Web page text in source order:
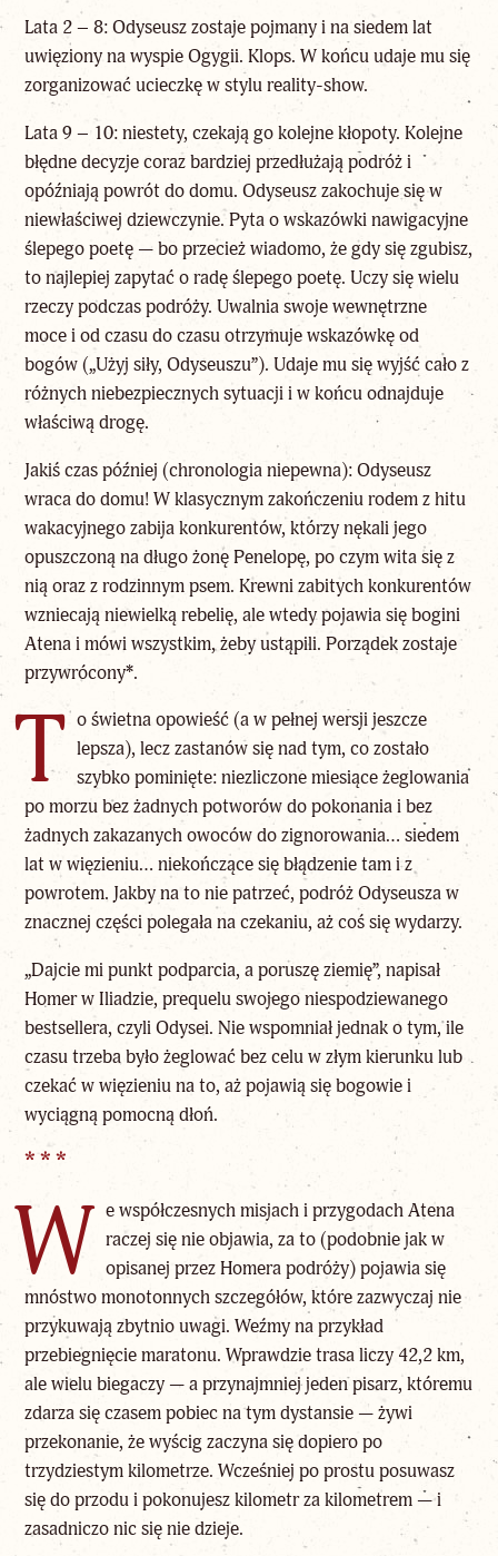
Lata 2 – 8: Odyseusz zostaje pojmany i na siedem lat
uwięziony na wyspie Ogygii. Klops. W końcu udaje mu się
zorganizować ucieczkę w stylu reality-show.
Lata 9 – 10: niestety, czekają go kolejne kłopoty. Kolejne
błędne decyzje coraz bardziej przedłużają podróż i
opóźniają powrót do domu. Odyseusz zakochuje się w
niewłaściwej dziewczynie. Pyta o wskazówki nawigacyjne
ślepego poetę — bo przecież wiadomo, że gdy się zgubisz,
to najlepiej zapytać o radę ślepego poetę. Uczy się wielu
rzeczy podczas podróży. Uwalnia swoje wewnętrzne
moce i od czasu do czasu otrzymuje wskazówkę od
bogów („Użyj siły, Odyseuszu”). Udaje mu się wyjść cało z
różnych niebezpiecznych sytuacji i w końcu odnajduje
właściwą drogę.
Jakiś czas później (chronologia niepewna): Odyseusz
wraca do domu! W klasycznym zakończeniu rodem z hitu
wakacyjnego zabija konkurentów, którzy nękali jego
opuszczoną na długo żonę Penelopę, po czym wita się z
nią oraz z rodzinnym psem. Krewni zabitych konkurentów
wzniecają niewielką rebelię, ale wtedy pojawia się bogini
Atena i mówi wszystkim, żeby ustąpili. Porządek zostaje
przywrócony*.
T o świetna opowieść (a w pełnej wersji jeszcze
lepsza), lecz zastanów się nad tym, co zostało
szybko pominięte: niezliczone miesiące żeglowania
po morzu bez żadnych potworów do pokonania i bez
żadnych zakazanych owoców do zignorowania… siedem
lat w więzieniu… niekończące się błądzenie tam i z
powrotem. Jakby na to nie patrzeć, podróż Odyseusza w
znacznej części polegała na czekaniu, aż coś się wydarzy.
„Dajcie mi punkt podparcia, a poruszę ziemię”, napisał
Homer w Iliadzie, prequelu swojego niespodziewanego
bestsellera, czyli Odysei. Nie wspomniał jednak o tym, ile
czasu trzeba było żeglować bez celu w złym kierunku lub
czekać w więzieniu na to, aż pojawią się bogowie i
wyciągną pomocną dłoń.
* * *
W e współczesnych misjach i przygodach Atena
raczej się nie objawia, za to (podobnie jak w
opisanej przez Homera podróży) pojawia się
mnóstwo monotonnych szczegółów, które zazwyczaj nie
przykuwają zbytnio uwagi. Weźmy na przykład
przebiegnięcie maratonu. Wprawdzie trasa liczy 42,2 km,
ale wielu biegaczy — a przynajmniej jeden pisarz, któremu
zdarza się czasem pobiec na tym dystansie — żywi
przekonanie, że wyścig zaczyna się dopiero po
trzydziestym kilometrze. Wcześniej po prostu posuwasz
się do przodu i pokonujesz kilometr za kilometrem — i
zasadniczo nic się nie dzieje.